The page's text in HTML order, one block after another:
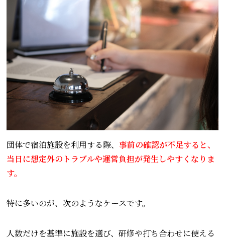
団体で宿泊施設を利用する際、事前の確認が不足すると、
当日に想定外のトラブルや運営負担が発生しやすくなりま
す。
特に多いのが、次のようなケースです。
人数だけを基準に施設を選び、研修や打ち合わせに使える